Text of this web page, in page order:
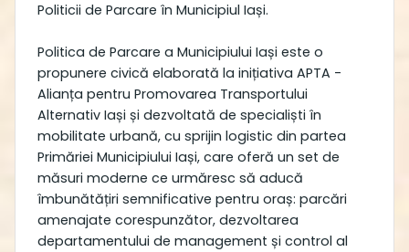
Politicii de Parcare în Municipiul Iași.
Politica de Parcare a Municipiului Iași este o
propunere civică elaborată la inițiativa APTA -
Alianța pentru Promovarea Transportului
Alternativ Iași și dezvoltată de specialiști în
mobilitate urbană, cu sprijin logistic din partea
Primăriei Municipiului Iași, care oferă un set de
măsuri moderne ce urmăresc să aducă
îmbunătățiri semnificative pentru oraș: parcări
amenajate corespunzător, dezvoltarea
departamentului de management și control al